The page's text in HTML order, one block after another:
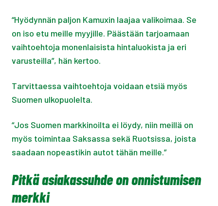
“Hyödynnän paljon Kamuxin laajaa valikoimaa. Se
on iso etu meille myyjille. Päästään tarjoamaan
vaihtoehtoja monenlaisista hintaluokista ja eri
varusteilla”, hän kertoo.
Tarvittaessa vaihtoehtoja voidaan etsiä myös
Suomen ulkopuolelta.
“Jos Suomen markkinoilta ei löydy, niin meillä on
myös toimintaa Saksassa sekä Ruotsissa, joista
saadaan nopeastikin autot tähän meille.”
Pitkä asiakassuhde on onnistumisen
merkki